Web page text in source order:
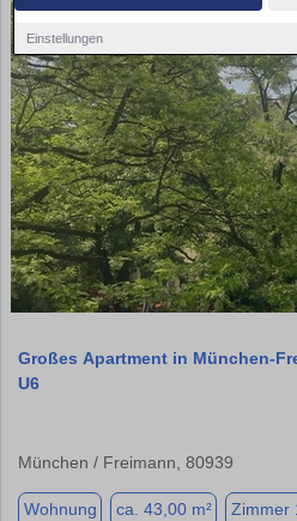
Einstellungen
Großes Apartment in München-
U6
München / Freimann, 80939
Wohnung ca. 43,00 m² Zimmer